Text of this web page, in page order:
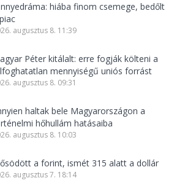
hiába finom csemege, bedőlt
augusztus 8. 11:39
Péter kitálalt: erre fogják költeni a
mennyiségű uniós forrást
augusztus 8. 09:31
haltak bele Magyarországon a
hőhullám hatásaiba
augusztus 8. 10:03
a forint, ismét 315 alatt a dollár
augusztus 7. 18:14